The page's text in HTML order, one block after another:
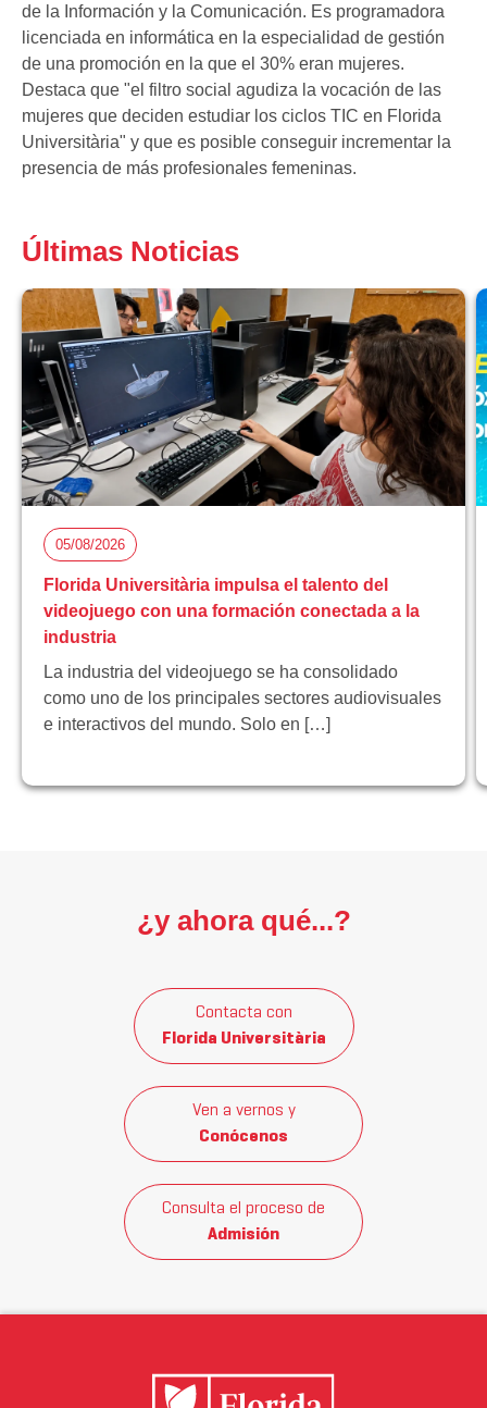
de la Información y la Comunicación. Es programadora
licenciada en informática en la especialidad de gestión
de una promoción en la que el 30% eran mujeres.
Destaca que "el filtro social agudiza la vocación de las
mujeres que deciden estudiar los ciclos TIC en Florida
Universitària" y que es posible conseguir incrementar la
presencia de más profesionales femeninas.
Últimas Noticias
05/08/2026
Florida Universitària impulsa el talento del
videojuego con una formación conectada a la
industria
La industria del videojuego se ha consolidado
como uno de los principales sectores audiovisuales
e interactivos del mundo. Solo en […]
¿y ahora qué...?
Contacta con
Florida Universitària
Ven a vernos y
Conócenos
Consulta el proceso de
Admisión